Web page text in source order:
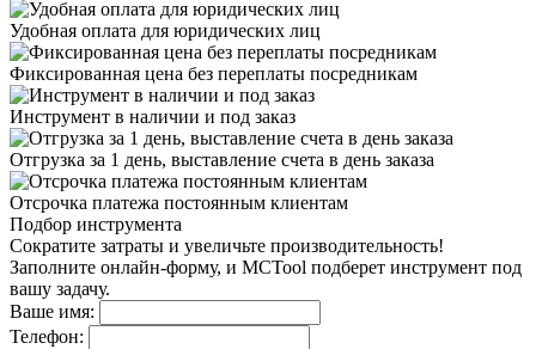
Удобная оплата для юридических лиц
Фиксированная цена без переплаты посредникам
Инструмент в наличии и под заказ
Отгрузка за 1 день, выставление счета в день заказа
Отсрочка платежа постоянным клиентам
Подбор инструмента
Сократите затраты и увеличьте производительность!
Заполните онлайн-форму, и MCTool подберет инструмент под
вашу задачу.
Ваше имя:
Телефон: